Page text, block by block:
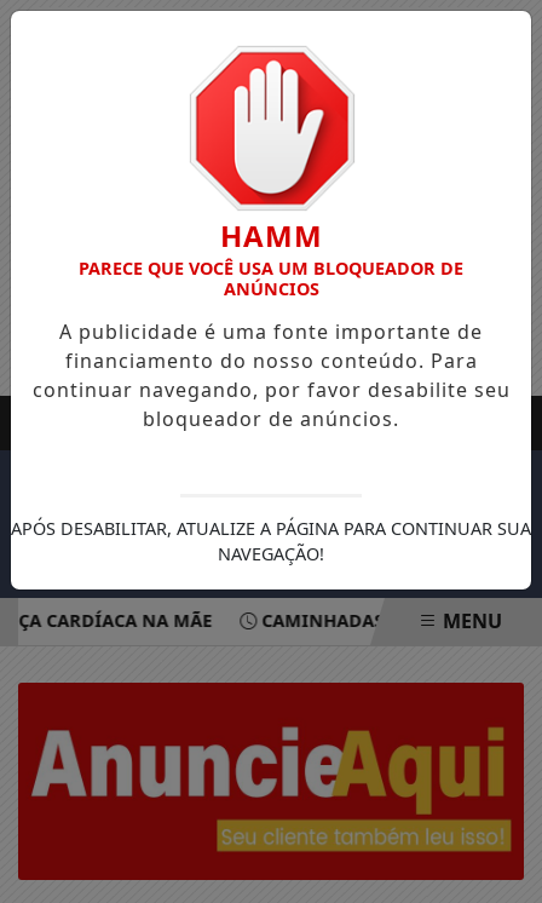
CARDÍACA NA MÃE CAMINHADAS BUSCAMMENU
HAMM
PARECE QUE VOCÊ USA UM BLOQUEADOR DE
ANÚNCIOS
A publicidade é uma fonte importante de
financiamento do nosso conteúdo. Para
continuar navegando, por favor desabilite seu
bloqueador de anúncios.
APÓS DESABILITAR, ATUALIZE A PÁGINA PARA CONTINUAR SUA
NAVEGAÇÃO!